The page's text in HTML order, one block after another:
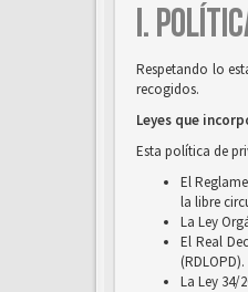
I.
Respetando lo
recogidos.
Leyes que
Esta política de
El
la libre
La Ley
El Real
(RDLOPD).
La Ley 34/